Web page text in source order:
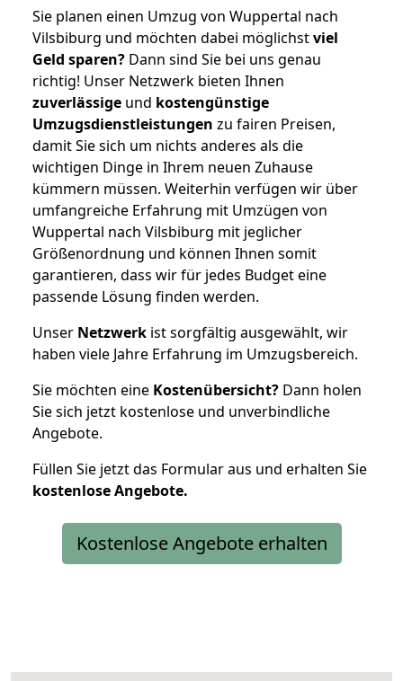
Sie planen einen Umzug von Wuppertal nach
Vilsbiburg und möchten dabei möglichstviel
Geld sparen? Dann sind Sie bei uns genau
richtig! Unser Netzwerk bieten Ihnen
zuverlässige und kostengünstige
Umzugsdienstleistungen zu fairen Preisen,
damit Sie sich um nichts anderes als die
wichtigen Dinge in Ihrem neuen Zuhause
kümmern müssen. Weiterhin verfügen wir über
umfangreiche Erfahrung mit Umzügen von
Wuppertal nach Vilsbiburg mit jeglicher
Größenordnung und können Ihnen somit
garantieren, dass wir für jedes Budget eine
passende Lösung finden werden.
Unser Netzwerk ist sorgfältig ausgewählt, wir
haben viele Jahre Erfahrung im Umzugsbereich.
Sie möchten eine Kostenübersicht? Dann holen
Sie sich jetzt kostenlose und unverbindliche
Angebote.
Füllen Sie jetzt das Formular aus und erhalten Sie
kostenloseAngebote.
Kostenlose Angebote erhalten